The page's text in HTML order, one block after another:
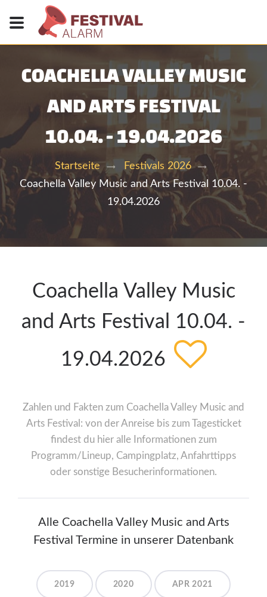
COACHELLA VALLEY MUSIC
AND ARTS FESTIVAL
10.04. - 19.04.2026
Startseite
Festivals 2026
Coachella Valley Music and Arts Festival 10.04. -
19.04.2026
Coachella Valley Music
and Arts Festival 10.04. -
19.04.2026
Zahlen und Fakten zum Coachella Valley Music and
Arts Festival: von der Anreise bis zum Tagesticket
findest du hier alle Informationen zum
Programm/Lineup, Campingplatz, Anfahrttipps
oder sonstige Besucherinformationen.
Alle Coachella Valley Music and Arts
Festival Termine in unserer Datenbank
2019 2020 APR 2021